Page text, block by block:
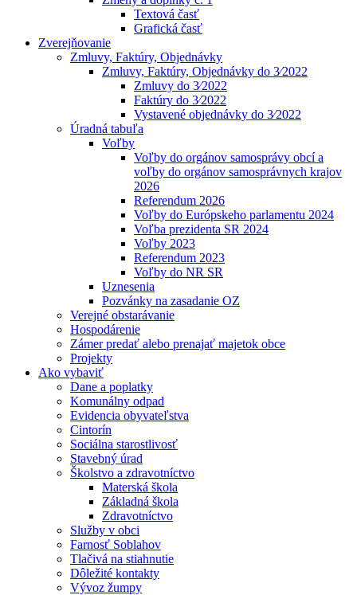
Textová časť
Grafická časť
Zverejňovanie
Zmluvy, Faktúry, Objednávky
Zmluvy, Faktúry, Objednávky do 3⁄2022
Zmluvy do 3⁄2022
Faktúry do 3⁄2022
Vystavené objednávky do 3⁄2022
Úradná tabuľa
Voľby
Voľby do orgánov samosprávy obcí a
voľby do orgánov samosprávnych krajov
2026
Referendum 2026
Voľby do Európskeho parlamentu 2024
Voľba prezidenta SR 2024
Voľby 2023
Referendum 2023
Voľby do NR SR
Uznesenia
Pozvánky na zasadanie OZ
Verejné obstarávanie
Hospodárenie
Zámer predať alebo prenajať majetok obce
Projekty
Ako vybaviť
Dane a poplatky
Komunálny odpad
Evidencia obyvateľstva
Cintorín
Sociálna starostlivosť
Stavebný úrad
Školstvo a zdravotníctvo
Materská škola
Základná škola
Zdravotníctvo
Služby v obci
Farnosť Soblahov
Tlačivá na stiahnutie
Dôležité kontakty
Vývoz žumpy